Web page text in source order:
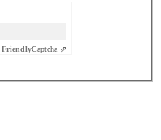
FriendlyCaptcha ⇗